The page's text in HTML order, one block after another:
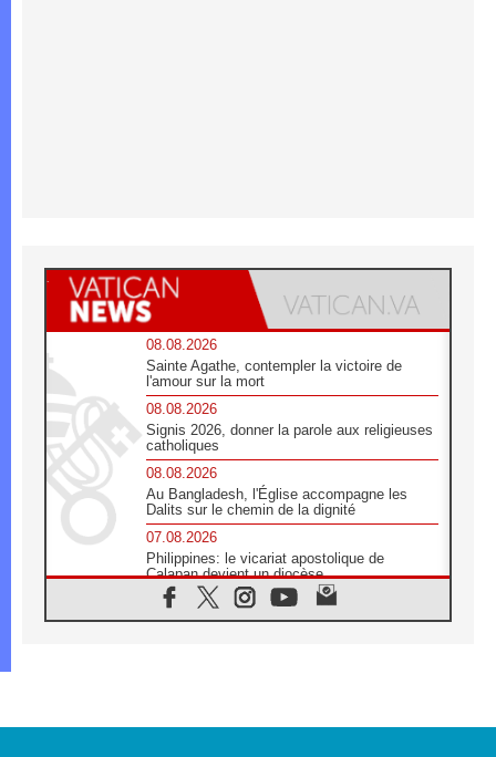
08.08.2026
Sainte Agathe, contempler la victoire de
l'amour sur la mort
08.08.2026
Signis 2026, donner la parole aux religieuses
catholiques
08.08.2026
Au Bangladesh, l'Église accompagne les
Dalits sur le chemin de la dignité
07.08.2026
Philippines: le vicariat apostolique de
Calapan devient un diocèse
07.08.2026
Congo-Brazzaville : le 15 août, entre